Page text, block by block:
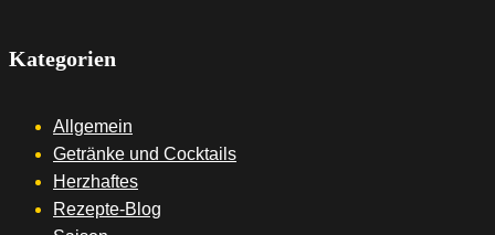
Kategorien
Allgemein
Getränke und Cocktails
Herzhaftes
Rezepte-Blog